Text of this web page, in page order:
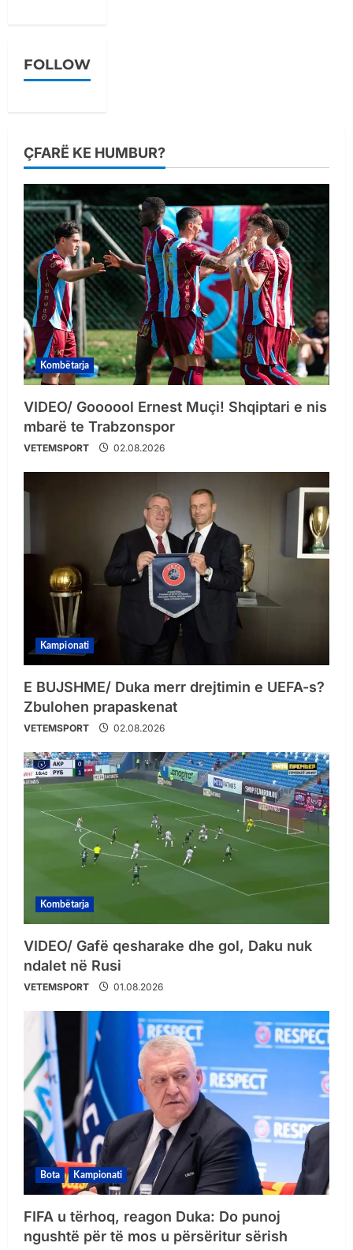
FOLLOW
ÇFARË KE HUMBUR?
Kombëtarja
VIDEO/ Goooool Ernest Muçi! Shqiptari e nis
mbarë te Trabzonspor
VETEMSPORT 02.08.2026
Kampionati
E BUJSHME/ Duka merr drejtimin e UEFA-s?
Zbulohen prapaskenat
VETEMSPORT 02.08.2026
Kombëtarja
VIDEO/ Gafë qesharake dhe gol, Daku nuk
ndalet në Rusi
VETEMSPORT 01.08.2026
Bota Kampionati
FIFA u tërhoq, reagon Duka: Do punoj
ngushtë për të mos u përsëritur sërish